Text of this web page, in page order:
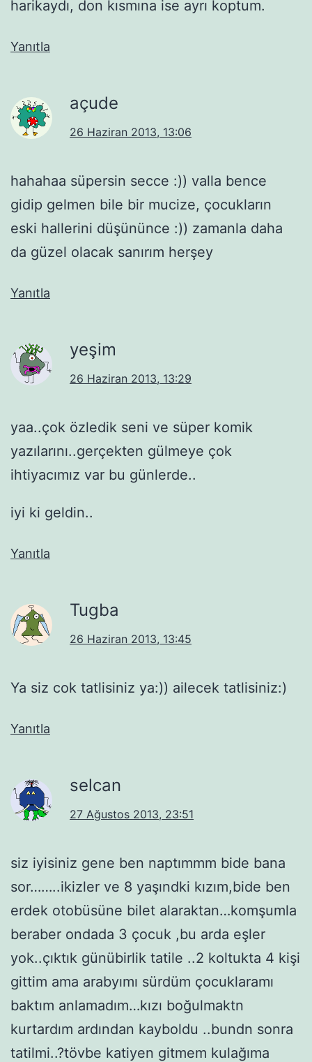
harikaydı, don kısmına ise ayrı koptum.
Yanıtla
açude
26 Haziran 2013, 13:06
hahahaa süpersin secce :)) valla bence
gidip gelmen bile bir mucize, çocukların
eski hallerini düşününce :)) zamanla daha
da güzel olacak sanırım herşey
Yanıtla
yeşim
26 Haziran 2013, 13:29
yaa..çok özledik seni ve süper komik
yazılarını..gerçekten gülmeye çok
ihtiyacımız var bu günlerde..
iyi ki geldin..
Yanıtla
Tugba
26 Haziran 2013, 13:45
Ya siz cok tatlisiniz ya:)) ailecek tatlisiniz:)
Yanıtla
selcan
27 Ağustos 2013, 23:51
siz iyisiniz gene ben naptımmm bide bana
sor……..ikizler ve 8 yaşındki kızım,bide ben
erdek otobüsüne bilet alaraktan…komşumla
beraber ondada 3 çocuk ,bu arda eşler
yok..çıktık günübirlik tatile ..2 koltukta 4 kişi
gittim ama arabyımı sürdüm çocuklaramı
baktım anlamadım…kızı boğulmaktn
kurtardım ardından kayboldu ..bundn sonra
tatilmi..?tövbe katiyen gitmem kulağıma